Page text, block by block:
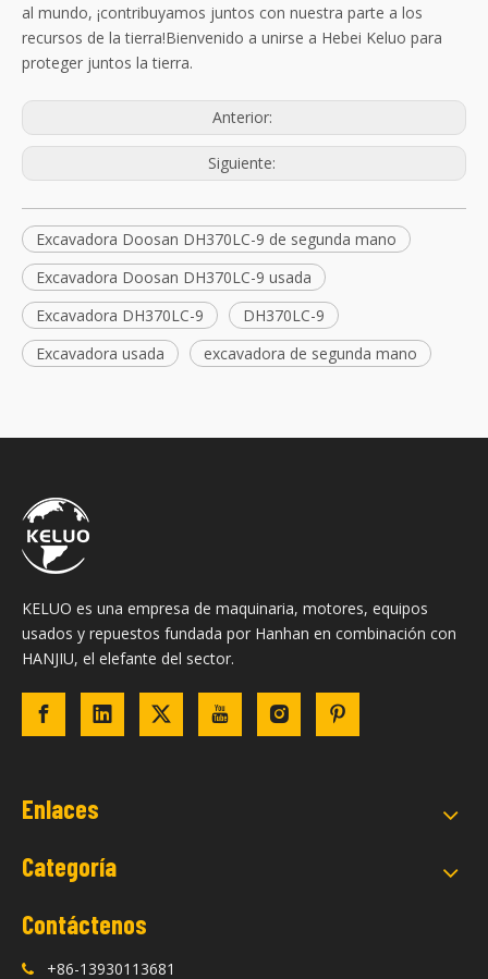
al mundo, ¡contribuyamos juntos con nuestra parte a los
recursos de la tierra!Bienvenido a unirse a Hebei Keluo para
proteger juntos la tierra.
Anterior:
Siguiente:
Excavadora Doosan DH370LC-9 de segunda mano
Excavadora Doosan DH370LC-9 usada
Excavadora DH370LC-9
DH370LC-9
Excavadora usada
excavadora de segunda mano
KELUO es una empresa de maquinaria, motores, equipos
usados ​​y repuestos fundada por Hanhan en combinación con
HANJIU, el elefante del sector.
Enlaces
Categoría
Contáctenos
 +86-13930113681